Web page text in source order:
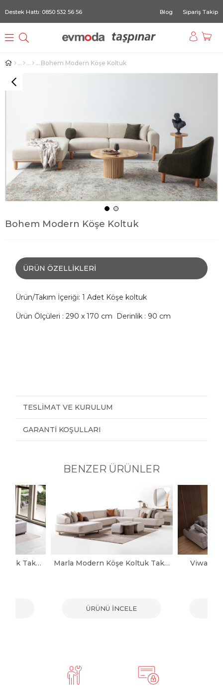
Destek Hattı: 0850 532 56 56 Blog Sipariş Takip
Bohem Modern Köşe Koltuk
Bohem Modern Köşe Koltuk
ÜRÜN ÖZELLIKLERI
Ürün/Takım İçeriği: 1 Adet Köşe koltuk
Ürün Ölçüleri : 290 x 170 cm Derinlik : 90 cm
TESLIMAT VE KURULUM
GARANTI KOŞULLARI
BENZER ÜRÜNLER
Noya Modern Köşe Koltuk Takımı Marla Modern Köşe Koltuk Takımı
ÜRÜNÜ İNCELE
Viwax